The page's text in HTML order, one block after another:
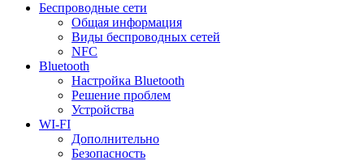
Беспроводные сети
Общая информация
Виды беспроводных сетей
NFC
Bluetooth
Настройка Bluetooth
Решение проблем
Устройства
WI-FI
Дополнительно
Безопасность